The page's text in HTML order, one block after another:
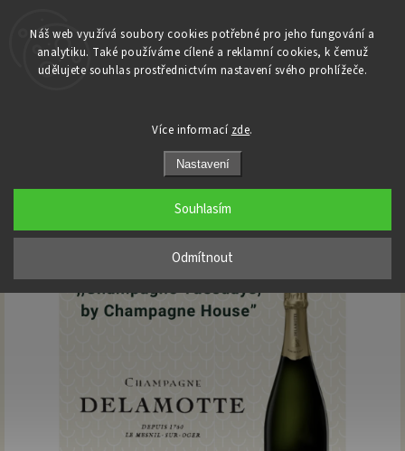
Náš web využívá soubory cookies potřebné pro jeho fungování a
analytiku. Také používáme cílené a reklamní cookies, k čemuž
udělujete souhlas prostřednictvím nastavení svého prohlížeče.
Více informací zde.
Nastavení
Odmítnout
Souhlasím
Domů / Degustace /
Champagne Tuesday with
Delamotte, by Champagne House